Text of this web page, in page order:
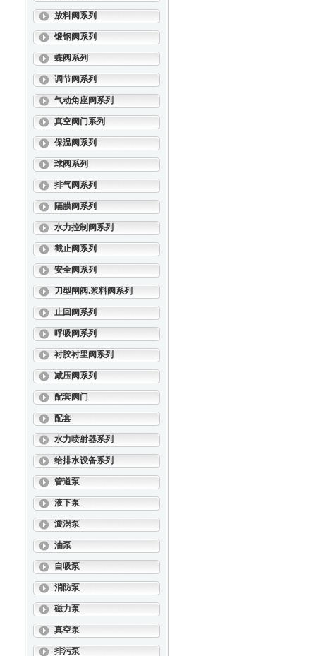
放料阀系列
锻钢阀系列
蝶阀系列
调节阀系列
气动角座阀系列
真空阀门系列
保温阀系列
球阀系列
排气阀系列
隔膜阀系列
水力控制阀系列
截止阀系列
安全阀系列
刀型闸阀.浆料阀系列
止回阀系列
呼吸阀系列
衬胶衬里阀系列
减压阀系列
配套阀门
配套
水力喷射器系列
给排水设备系列
管道泵
液下泵
漩涡泵
油泵
自吸泵
消防泵
磁力泵
真空泵
排污泵